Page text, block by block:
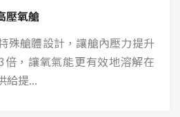
壓氧艙
殊艙體設計，讓艙內壓力提升
倍，讓氧氣能更有效地溶解在
給提...